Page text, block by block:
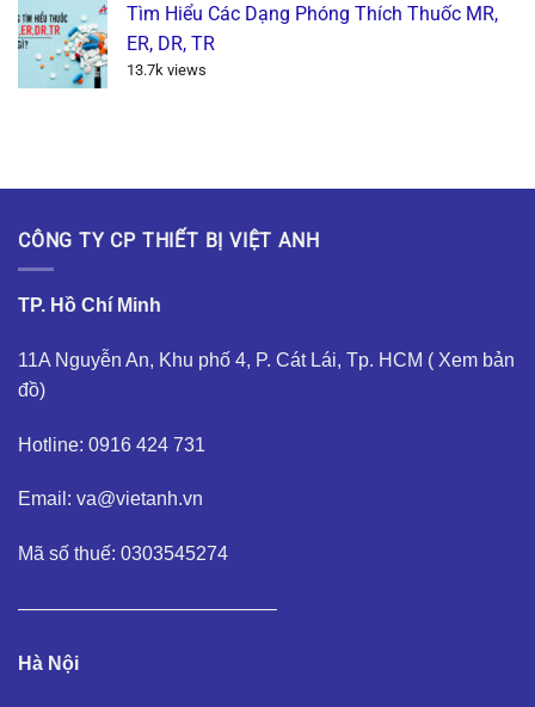
Tìm Hiểu Các Dạng Phóng Thích Thuốc MR,
ER, DR, TR
13.7k views
CÔNG TY CP THIẾT BỊ VIỆT ANH
TP. Hồ Chí Minh
11A Nguyễn An, Khu phố 4, P. Cát Lái, Tp. HCM ( Xem bản
đồ)
Hotline: 0916 424 731
Email: va@vietanh.vn
Mã số thuế: 0303545274
—————————————–
Hà Nội